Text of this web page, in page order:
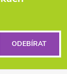
ODEBÍRAT